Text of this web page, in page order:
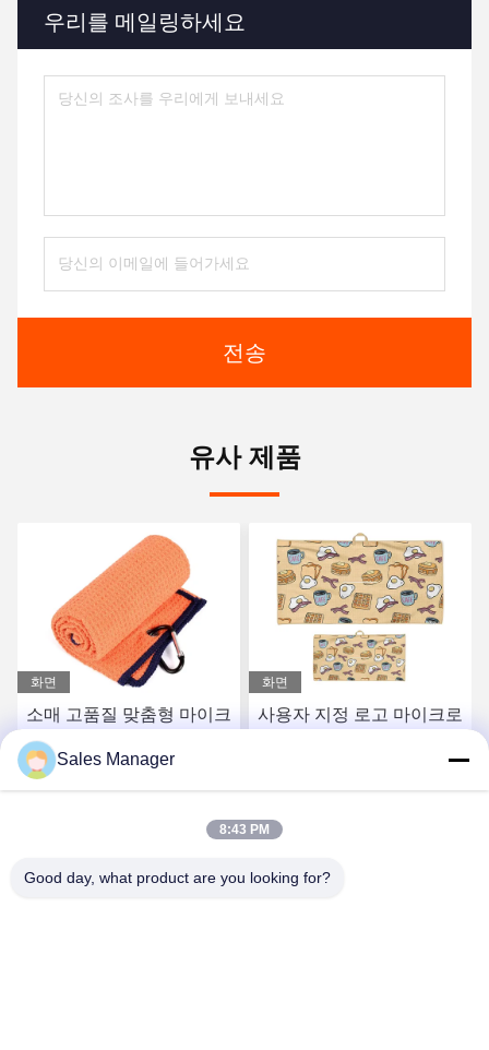
우리를 메일링하세요
전송
유사 제품
이크
세
사용자 지정 로고 마이크로
와플러 엮기 골프 체육관
수건
최상의 가격을 얻으세요
화면
큰 골프 투어 수건 자석
춤형 마이크로 섬유 스
Sales Manager
8:43 PM
Good day, what product are you looking for?